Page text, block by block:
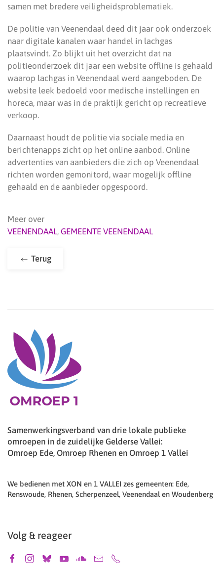
samen met bredere veiligheidsproblematiek.
De politie van Veenendaal deed dit jaar ook onderzoek
naar digitale kanalen waar handel in lachgas
plaatsvindt. Zo blijkt uit het overzicht dat na
politieonderzoek dit jaar een website offline is gehaald
waarop lachgas in Veenendaal werd aangeboden. De
website leek bedoeld voor medische instellingen en
horeca, maar was in de praktijk gericht op recreatieve
verkoop.
Daarnaast houdt de politie via sociale media en
berichtenapps zicht op het online aanbod. Online
advertenties van aanbieders die zich op Veenendaal
richten worden gemonitord, waar mogelijk offline
gehaald en de aanbieder opgespoord.
Meer over
VEENENDAAL, GEMEENTE VEENENDAAL
Terug
Samenwerkingsverband van drie lokale publieke
omroepen in de zuidelijke Gelderse Vallei:
Omroep Ede, Omroep Rhenen en Omroep 1 Vallei
We bedienen met XON en 1 VALLEI zes gemeenten: Ede,
Renswoude, Rhenen, Scherpenzeel, Veenendaal en Woudenberg
Volg & reageer